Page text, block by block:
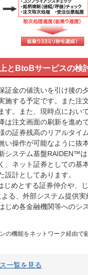
とBtoBサービスの検
証金の値洗いを引け後の
施する予定です。また注
す。また、現時点におい
は注文画面の刷新を進め
の証券残高のリアルタイ
い操作が可能なように抜
システム基盤RAIDEN™
、ネット証券としての基
設計としてあります。
じめとする証券仲介や、
る、外部システム提供
じめ各金融機関等へのシ
の機能をネットワーク経由で
一覧を見る